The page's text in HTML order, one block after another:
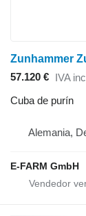
Zunhammer
57.120 €
IVA
Cuba de purín
Alemania,
E-FARM GmbH